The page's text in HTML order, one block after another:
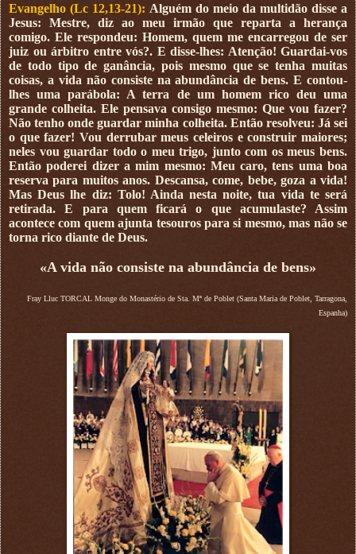
Evangelho (Lc 12,13-21): Alguém do meio da multidão disse a
Jesus: Mestre, diz ao meu irmão que reparta a herança
comigo. Ele respondeu: Homem, quem me encarregou de ser
juiz ou árbitro entre vós?. E disse-lhes: Atenção! Guardai-vos
de todo tipo de ganância, pois mesmo que se tenha muitas
coisas, a vida não consiste na abundância de bens. E contou-
lhes uma parábola: A terra de um homem rico deu uma
grande colheita. Ele pensava consigo mesmo: Que vou fazer?
Não tenho onde guardar minha colheita. Então resolveu: Já sei
o que fazer! Vou derrubar meus celeiros e construir maiores;
neles vou guardar todo o meu trigo, junto com os meus bens.
Então poderei dizer a mim mesmo: Meu caro, tens uma boa
reserva para muitos anos. Descansa, come, bebe, goza a vida!
Mas Deus lhe diz: Tolo! Ainda nesta noite, tua vida te será
retirada. E para quem ficará o que acumulaste? Assim
acontece com quem ajunta tesouros para si mesmo, mas não se
torna rico diante de Deus.
«A vida não consiste na abundância de bens»
Fray Lluc TORCAL Monge do Monastério de Sta. Mª de Poblet (Santa Maria de Poblet, Tarragona,
Espanha)